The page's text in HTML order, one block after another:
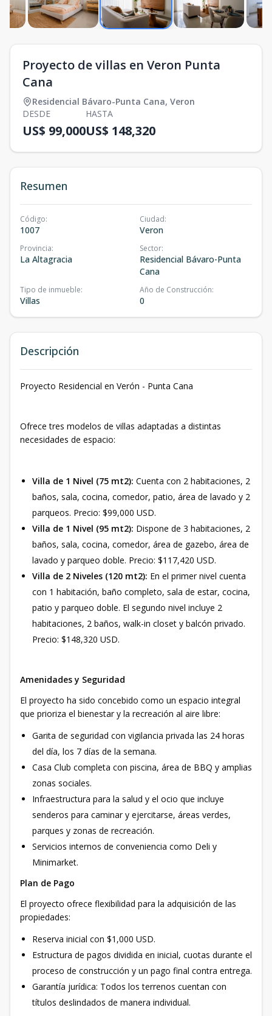
Proyecto de villas en Veron Punta
Cana
Residencial Bávaro-Punta Cana, Veron
DESDE
US$ 99,000
HASTA
US$ 148,320
Resumen
Código:
1007
Ciudad:
Veron
Provincia:
La Altagracia
Sector:
Residencial Bávaro-Punta
Cana
Tipo de inmueble:
Villas
Año de Construcción:
0
Descripción
Proyecto Residencial en Verón - Punta Cana
Ofrece tres modelos de villas adaptadas a distintas
necesidades de espacio:
Villa de 1 Nivel (75 mt2): Cuenta con 2 habitaciones, 2
baños, sala, cocina, comedor, patio, área de lavado y 2
parqueos. Precio: $99,000 USD.
Villa de 1 Nivel (95 mt2): Dispone de 3 habitaciones, 2
baños, sala, cocina, comedor, área de gazebo, área de
lavado y parqueo doble. Precio: $117,420 USD.
Villa de 2 Niveles (120 mt2): En el primer nivel cuenta
con 1 habitación, baño completo, sala de estar, cocina,
patio y parqueo doble. El segundo nivel incluye 2
habitaciones, 2 baños, walk-in closet y balcón privado.
Precio: $148,320 USD.
Amenidades y Seguridad
El proyecto ha sido concebido como un espacio integral
que prioriza el bienestar y la recreación al aire libre:
Garita de seguridad con vigilancia privada las 24 horas
del día, los 7 días de la semana.
Casa Club completa con piscina, área de BBQ y amplias
zonas sociales.
Infraestructura para la salud y el ocio que incluye
senderos para caminar y ejercitarse, áreas verdes,
parques y zonas de recreación.
Servicios internos de conveniencia como Deli y
Minimarket.
Plan de Pago
El proyecto ofrece flexibilidad para la adquisición de las
propiedades:
Reserva inicial con $1,000 USD.
Estructura de pagos dividida en inicial, cuotas durante el
proceso de construcción y un pago final contra entrega.
Garantía jurídica: Todos los terrenos cuentan con
títulos deslindados de manera individual.